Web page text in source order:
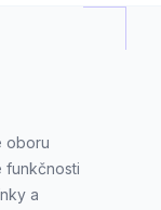
oboru
funkčnosti
a